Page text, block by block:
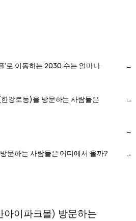
’로 이동하는 2030 수는 얼마나
강로동)을 방문하는 사람들은
문하는 사람들은 어디에서 올까?
이파크몰) 방문하는